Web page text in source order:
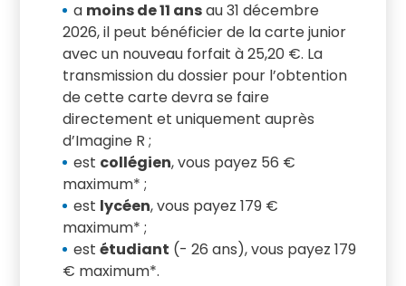
a moins de 11 ansau 31 décembre
2026, il peut bénéficier de la carte junior
avec un nouveau forfait à 25,20 €. La
transmission du dossier pour l’obtention
de cette carte devra se faire
directement et uniquement auprès
d’Imagine R ;
est collégien, vous payez 56 €
maximum* ;
est lycéen, vous payez 179 €
maximum* ;
est étudiant (- 26 ans), vous payez 179
€ maximum*.